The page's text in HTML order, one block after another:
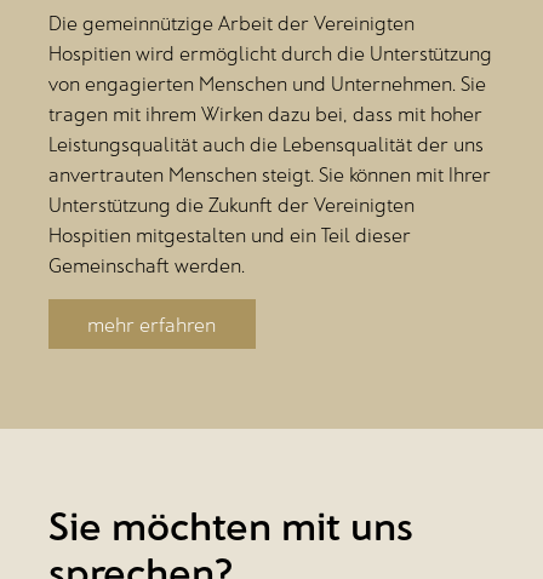
Die gemeinnützige Arbeit der Vereinigten
Hospitien wird ermöglicht durch die Unterstützung
von engagierten Menschen und Unternehmen. Sie
tragen mit ihrem Wirken dazu bei, dass mit hoher
Leistungsqualität auch die Lebensqualität der uns
anvertrauten Menschen steigt. Sie können mit Ihrer
Unterstützung die Zukunft der Vereinigten
Hospitien mitgestalten und ein Teil dieser
Gemeinschaft werden.
mehr erfahren
Sie möchten mit uns